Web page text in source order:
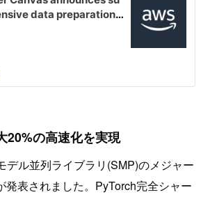
20%の高速化を実現
デル並列ライブラリ(SMP)のメジャー
発表されました。PyTorch完全シャー